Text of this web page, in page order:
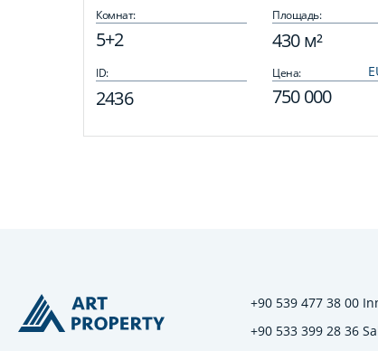
Комнат:
5+2
Площадь:
430 м²
ID:
2436
Цена:
750 000
+90 539 477 38 00
+90 533 399 28 36